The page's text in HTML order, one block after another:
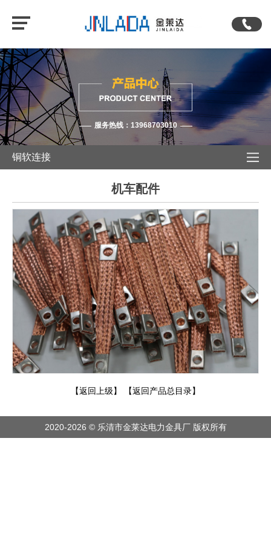
服务热线：13968703010
铜软连接
机车配件
【返回上级】 【返回产品总目录】
2020-2026 © 乐清市金莱达电力金具厂 版权所有